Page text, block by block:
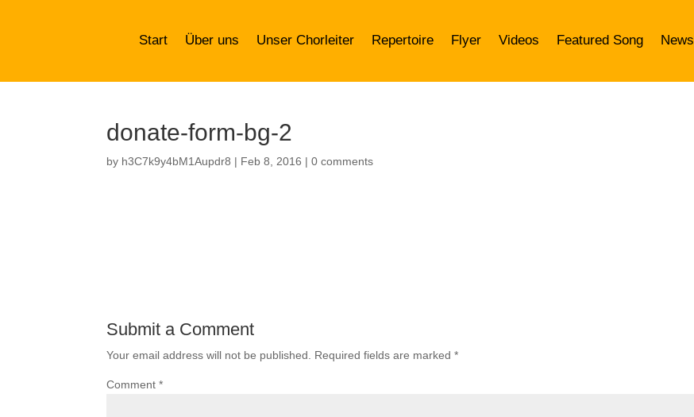
Start Über uns Unser Chorleiter Repertoire Flyer Videos Featured Song News
donate-form-bg-2
by h3C7k9y4bM1Aupdr8 | Feb 8, 2016 |0 comments
Submit a Comment
Your email address will not be published. Required fields are marked*
Comment*